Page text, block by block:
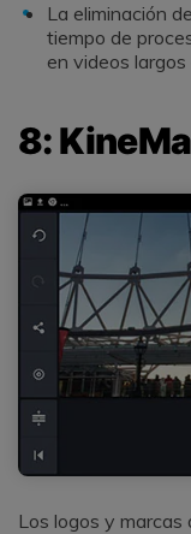
La eliminación
tiempo de
en videos
8:
Los logos y